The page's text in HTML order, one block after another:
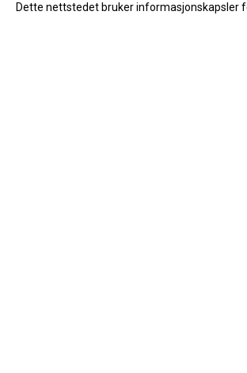
Dette nettstedet bruker informasjonskapsler